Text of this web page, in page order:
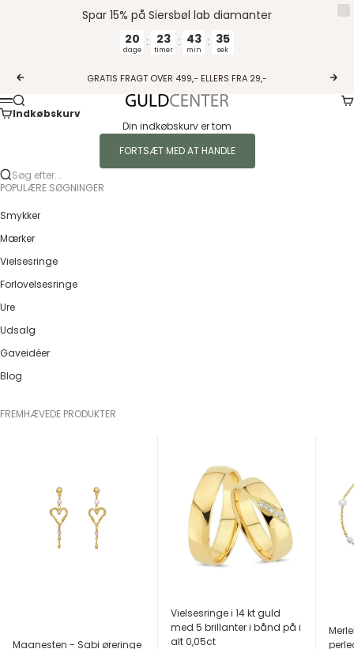
Forrige
GRATIS FRAGT OVER 499,- ELLERS FRA 29,-
Guldcenter
Menu
Søg
Indkøbskurv
Din indkøbskurv er tom
FORTSÆT MED AT HANDLE
Søg efter...
POPULÆRE SØGNINGER
Smykker
Mærker
Vielsesringe
Forlovelsesringe
Ure
Udsalg
Gaveidéer
Blog
FREMHÆVEDE PRODUKTER
Maanesten - Sabi øreringe
Vielsesringe i 14 kt guld
med 5 brillanter i bånd på i
alt 0,05ct
Spar 15% på Siersbøl lab diamanter
20
dage
: 23
timer
: 43
min
: 35
sek